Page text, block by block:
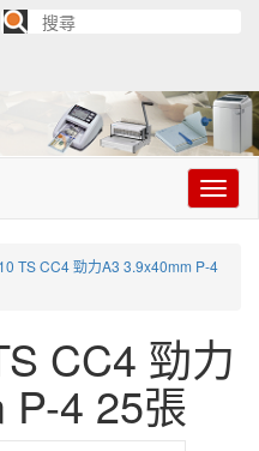
切
换
航
TS CC4 勁力A3 3.9x40mm P-4
CC4 勁力
P-4 25張